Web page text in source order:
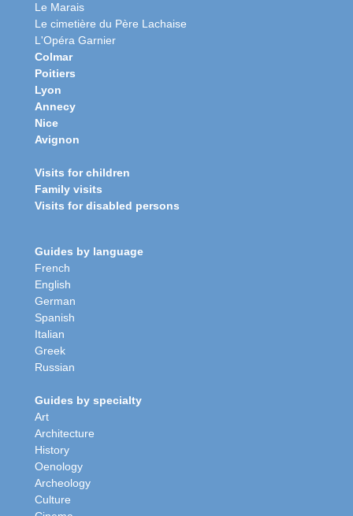
Le Marais
Le cimetière du Père Lachaise
L'Opéra Garnier
Colmar
Poitiers
Lyon
Annecy
Nice
Avignon
Visits for children
Family visits
Visits for disabled persons
Guides by language
French
English
German
Spanish
Italian
Greek
Russian
Guides by specialty
Art
Architecture
History
Oenology
Archeology
Culture